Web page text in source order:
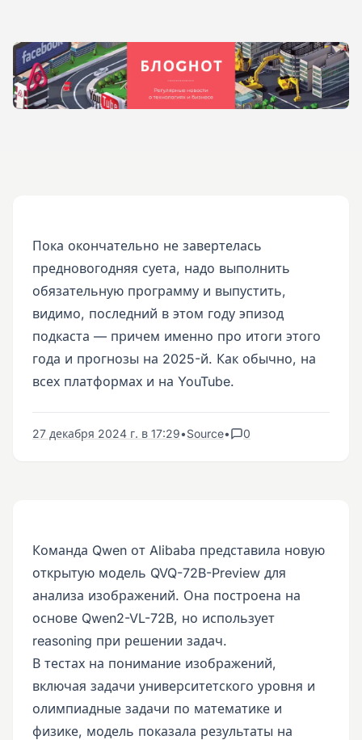
Пока окончательно не завертелась
предновогодняя суета, надо выполнить
обязательную программу и выпустить,
видимо, последний в этом году эпизод
подкаста — причем именно про итоги этого
года и прогнозы на 2025-й. Как обычно, на
всех платформах и на YouTube.
27 декабря 2024 г. в 17:29•Source• 0
Команда Qwen от Alibaba представила новую
открытую модель QVQ-72B-Preview для
анализа изображений. Она построена на
основе Qwen2-VL-72B, но использует
reasoning при решении задач.
В тестах на понимание изображений,
включая задачи университетского уровня и
олимпиадные задачи по математике и
физике, модель показала результаты на